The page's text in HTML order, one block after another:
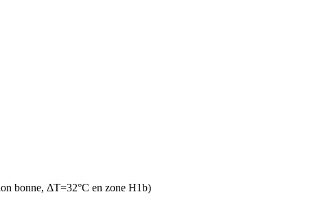
bonne, ΔT=32°C en zone H1b)